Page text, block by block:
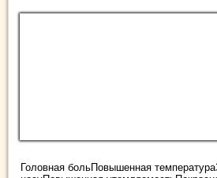
Головная больПовышенная